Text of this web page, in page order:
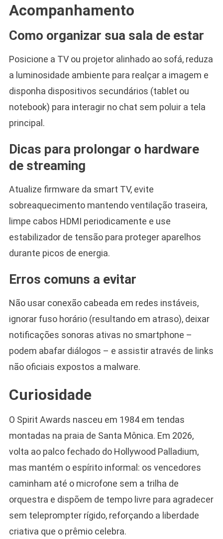
Acompanhamento
Como organizar sua sala de estar
Posicione a TV ou projetor alinhado ao sofá, reduza
a luminosidade ambiente para realçar a imagem e
disponha dispositivos secundários (tablet ou
notebook) para interagir no chat sem poluir a tela
principal.
Dicas para prolongar o hardware
de streaming
Atualize firmware da smart TV, evite
sobreaquecimento mantendo ventilação traseira,
limpe cabos HDMI periodicamente e use
estabilizador de tensão para proteger aparelhos
durante picos de energia.
Erros comuns a evitar
Não usar conexão cabeada em redes instáveis,
ignorar fuso horário (resultando em atraso), deixar
notificações sonoras ativas no smartphone –
podem abafar diálogos – e assistir através de links
não oficiais expostos a malware.
Curiosidade
O Spirit Awards nasceu em 1984 em tendas
montadas na praia de Santa Mônica. Em 2026,
volta ao palco fechado do Hollywood Palladium,
mas mantém o espírito informal: os vencedores
caminham até o microfone sem a trilha de
orquestra e dispõem de tempo livre para agradecer
sem teleprompter rígido, reforçando a liberdade
criativa que o prêmio celebra.